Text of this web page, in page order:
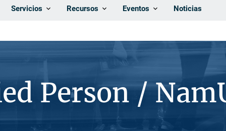
Servicios Recursos Eventos Noticias
Person /